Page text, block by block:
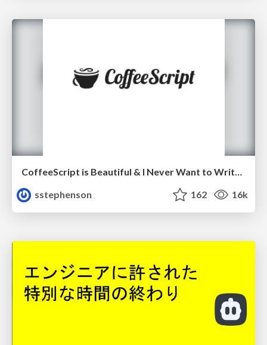
CoffeeScript is Beautiful & I Never Want to Write Plain JavaScript Again
sstephenson
162 16k